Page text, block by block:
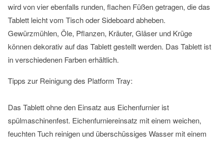
wird von vier ebenfalls runden, flachen Füßen getragen, die das
Tablett leicht vom Tisch oder Sideboard abheben.
Gewürzmühlen, Öle, Pflanzen, Kräuter, Gläser und Krüge
können dekorativ auf das Tablett gestellt werden. Das Tablett ist
in verschiedenen Farben erhältlich.
Tipps zur Reinigung des Platform Tray:
Das Tablett ohne den Einsatz aus Eichenfurnier ist
spülmaschinenfest. Eichenfurniereinsatz mit einem weichen,
feuchten Tuch reinigen und überschüssiges Wasser mit einem